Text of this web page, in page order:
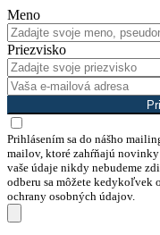
Meno
Priezvisko
Prihlásením sa do nášho
mailov, ktoré zahŕňajú novinky
vaše údaje nikdy nebudeme
odberu sa môžete kedykoľvek
ochrany osobných údajov.